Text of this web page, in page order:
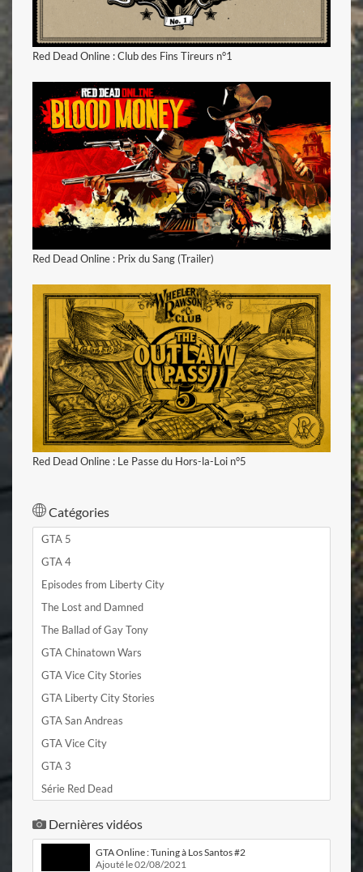
Red Dead Online : Club des Fins Tireurs n°1
voir la vidéo
Red Dead Online : Prix du Sang (Trailer)
voir la vidéo
Red Dead Online : Le Passe du Hors-la-Loi n°5
Catégories
GTA 5
GTA 4
Episodes from Liberty City
The Lost and Damned
The Ballad of Gay Tony
GTA Chinatown Wars
GTA Vice City Stories
GTA Liberty City Stories
GTA San Andreas
GTA Vice City
GTA 3
Série Red Dead
Dernières vidéos
GTA Online : Tuning à Los Santos #2
Ajouté le 02/08/2021